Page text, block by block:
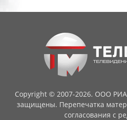
Copyright © 2007-2026. ООО РИА
защищены. Перепечатка
согласования с